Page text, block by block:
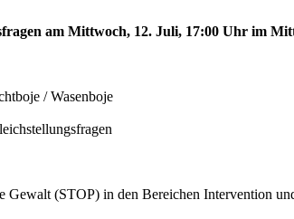
am Mittwoch, 12. Juli, 17:00 Uhr im
/ Wasenboje
Gewalt (STOP) in den Bereichen Intervention